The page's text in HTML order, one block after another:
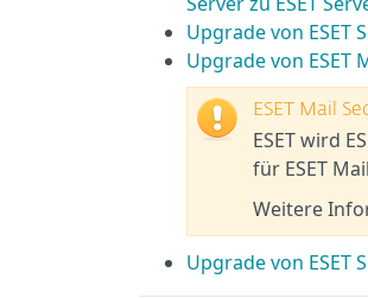
Upgrade von ESET
Upgrade von ESET
ESET Mail
ESET wird
für ESET
Weitere
Upgrade von